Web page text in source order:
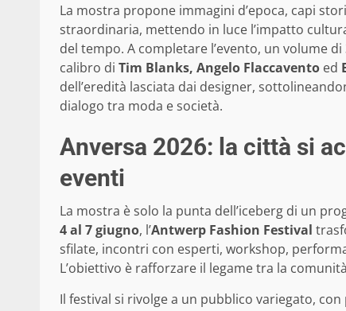
La mostra propone immagini d’epoca, capi
straordinaria, mettendo in luce l’impatto
del tempo. A completare l’evento, un volume
calibro di Tim Blanks, Angelo Flaccavento ed
dell’eredità lasciata dai designer,
dialogo tra moda e società.
Anversa 2026: la città si
eventi
La mostra è solo la punta dell’iceberg di un
4 al 7 giugno, l’Antwerp Fashion Festival
sfilate, incontri con esperti, workshop,
L’obiettivo è rafforzare il legame tra la
Il festival si rivolge a un pubblico variegato,